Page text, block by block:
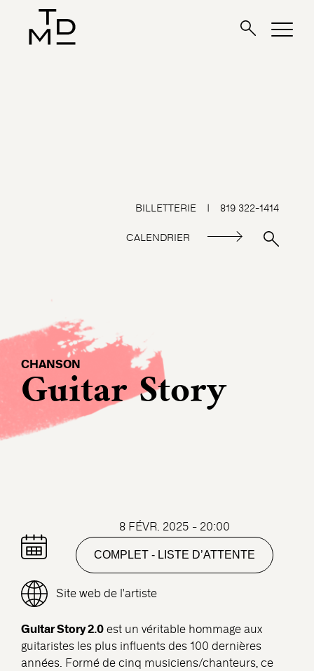
BILLETTERIE | 819 322-1414
CALENDRIER
CHANSON
Guitar Story
8 FÉVR. 2025 - 20:00
COMPLET - LISTE D’ATTENTE
Site web de l'artiste
Guitar Story 2.0 est un véritable hommage aux
guitaristes les plus influents des 100 dernières
années. Formé de cinq musiciens/chanteurs, ce